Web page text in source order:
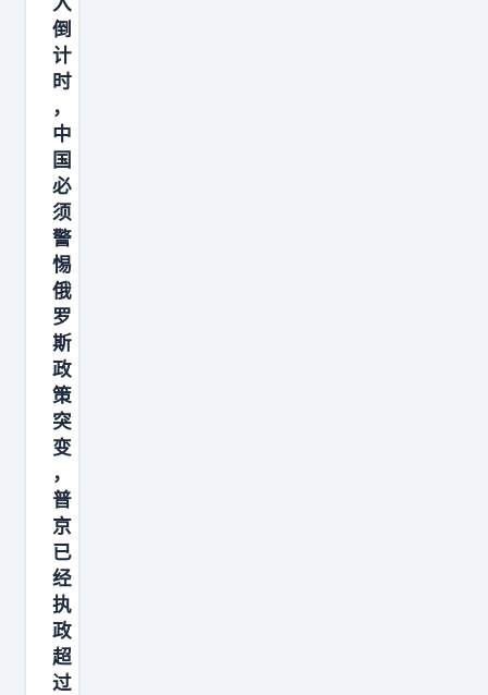
了
，
一
下
子
变
得
安
静
了
！
为
什
么
？
以
色
列
发
现
美
国
倒
计
时
，
中
国
必
须
警
惕
俄
罗
斯
政
策
突
变
，
普
京
已
经
执
政
超
过